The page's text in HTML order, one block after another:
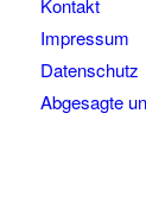
Kontakt
Impressum
Datenschutz
Abgesagte